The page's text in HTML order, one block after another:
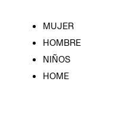
MUJER
HOMBRE
NIÑOS
HOME